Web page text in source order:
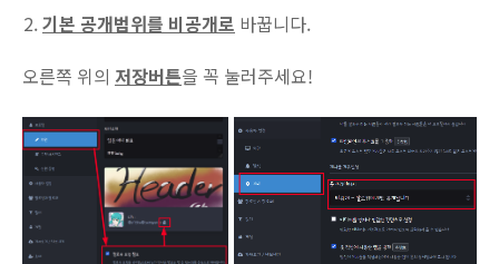
기본 공개범위를 비공개로 바꿉니다.
오른쪽 위의 저장버튼을 꼭 눌러주세요!